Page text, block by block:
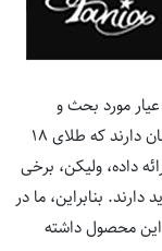
همواره انتخاب طلای 18 عیار در قیاس با طلای 24 عیار مورد بحث و
بررسی قرار می گیرد ، با این حال کارشناسان اطمینان دارند که طلای 18
داده، ولیکن، برخی
بنابراین، ما در
این محصول داشته